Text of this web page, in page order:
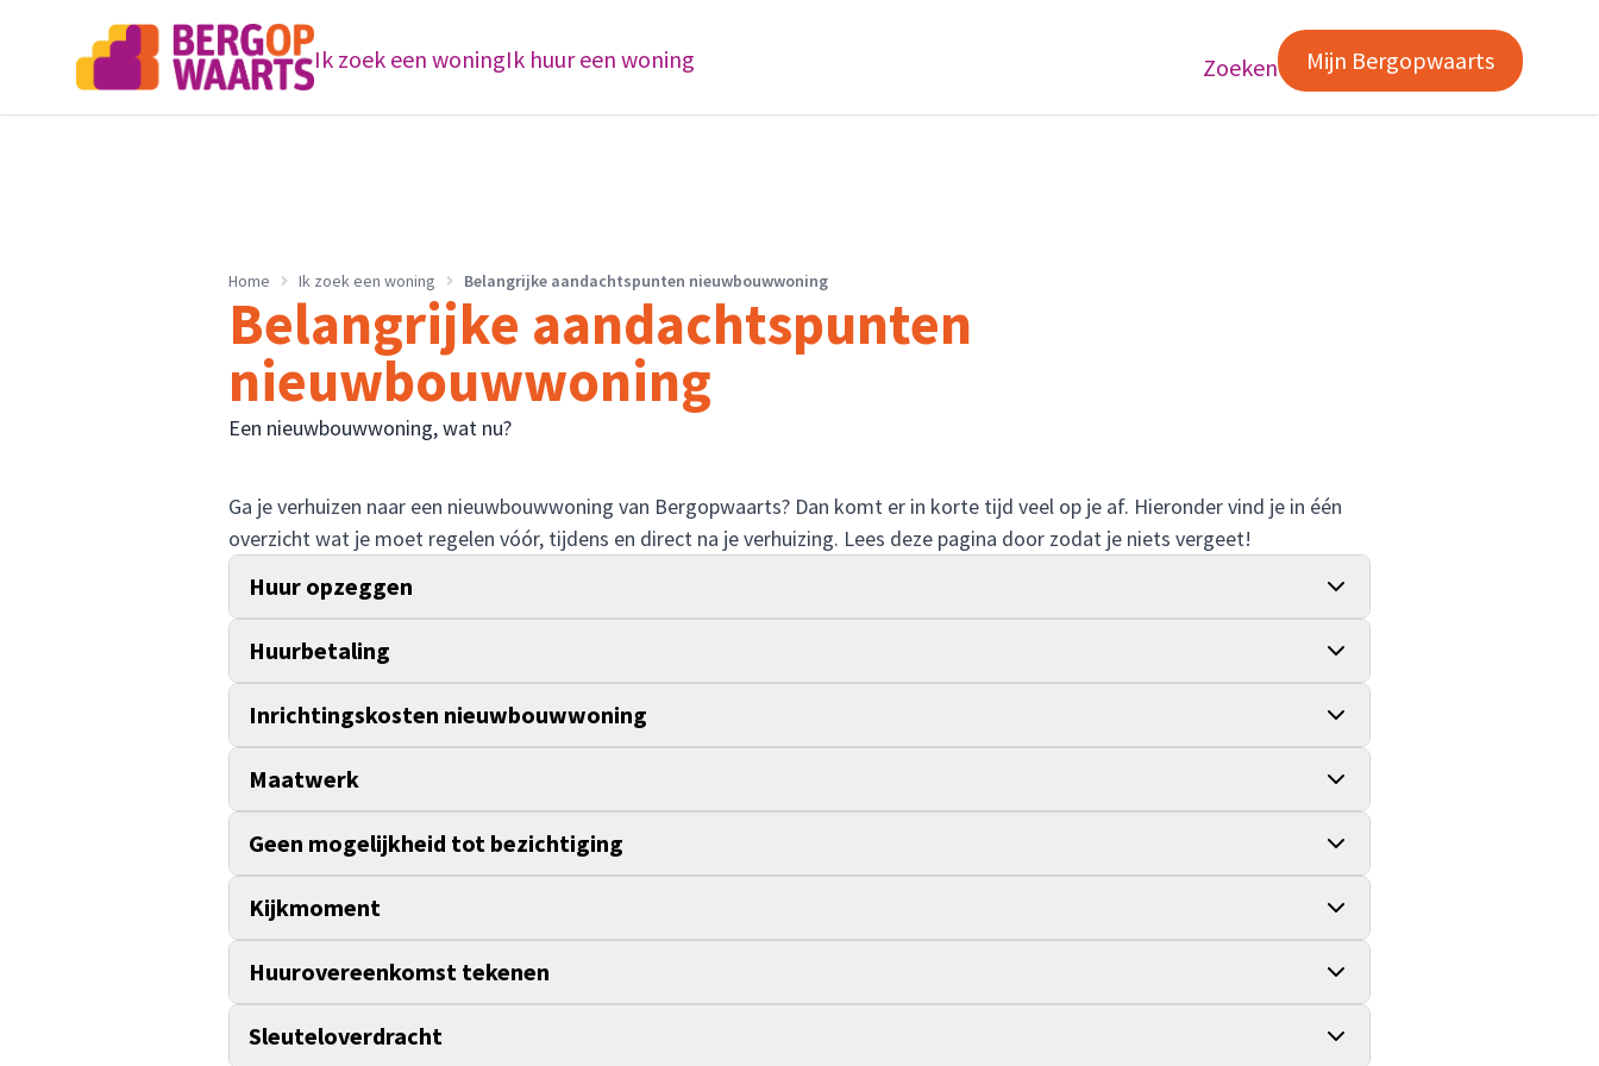
Ik zoek een woningIk huur een woning Zoeken Mijn Bergopwaarts
Home Ik zoek een woning Belangrijke aandachtspunten nieuwbouwwoning
Belangrijke aandachtspunten
nieuwbouwwoning
Een nieuwbouwwoning, wat nu?
Ga je verhuizen naar een nieuwbouwwoning van Bergopwaarts? Dan komt er in korte tijd veel op je af. Hieronder vind je in één
overzicht wat je moet regelen vóór, tijdens en direct na je verhuizing. Lees deze pagina door zodat je niets vergeet!
Huur opzeggen
Huurbetaling
Inrichtingskosten nieuwbouwwoning
Maatwerk
Geen mogelijkheid tot bezichtiging
Kijkmoment
Huurovereenkomst tekenen
Sleuteloverdracht